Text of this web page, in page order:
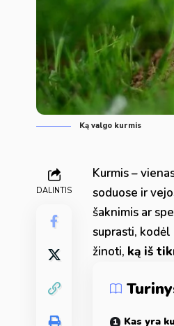
Ką valgo kurmis
DALINTIS
Kurmis –
soduose ir
šaknimis ar
suprasti,
žinoti, ką iš
Kas yra